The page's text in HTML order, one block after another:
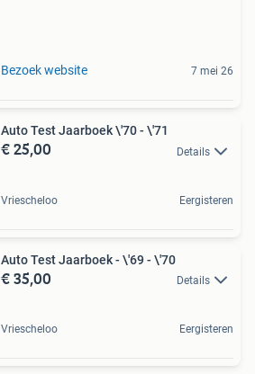
Bezoek website 7 mei 26
Auto Test Jaarboek \'70 - \'71
€ 25,00 Details
Vriescheloo Eergisteren
Auto Test Jaarboek - \'69 - \'70
€ 35,00 Details
Vriescheloo Eergisteren